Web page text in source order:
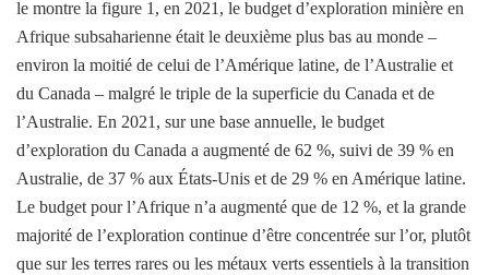
le montre la figure 1, en 2021, le budget d’exploration minière en
Afrique subsaharienne était le deuxième plus bas au monde –
environ la moitié de celui de l’Amérique latine, de l’Australie et
du Canada – malgré le triple de la superficie du Canada et de
l’Australie. En 2021, sur une base annuelle, le budget
d’exploration du Canada a augmenté de 62 %, suivi de 39 % en
Australie, de 37 % aux États-Unis et de 29 % en Amérique latine.
Le budget pour l’Afrique n’a augmenté que de 12 %, et la grande
majorité de l’exploration continue d’être concentrée sur l’or, plutôt
que sur les terres rares ou les métaux verts essentiels à la transition